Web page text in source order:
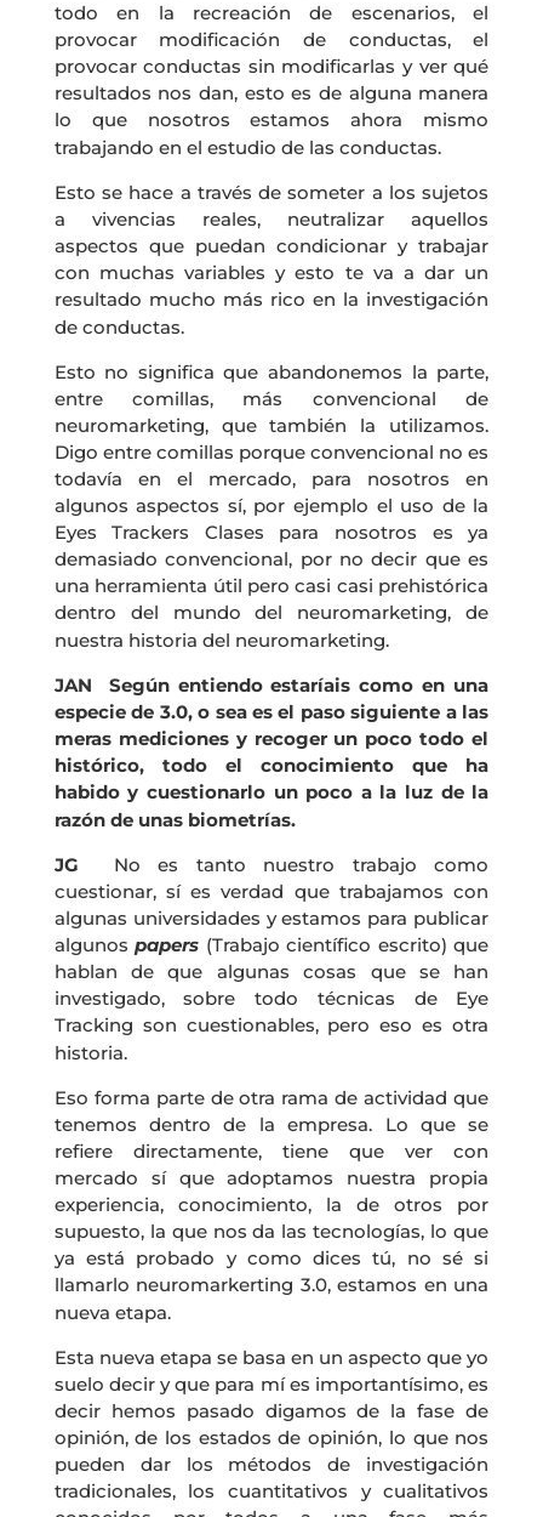
todo en la recreación de escenarios, el
provocar modificación de conductas, el
provocar conductas sin modificarlas y ver qué
resultados nos dan, esto es de alguna manera
lo que nosotros estamos ahora mismo
trabajando en el estudio de las conductas.
Esto se hace a través de someter a los sujetos
a vivencias reales, neutralizar aquellos
aspectos que puedan condicionar y trabajar
con muchas variables y esto te va a dar un
resultado mucho más rico en la investigación
de conductas.
Esto no significa que abandonemos la parte,
entre comillas, más convencional de
neuromarketing, que también la utilizamos.
Digo entre comillas porque convencional no es
todavía en el mercado, para nosotros en
algunos aspectos sí, por ejemplo el uso de la
Eyes Trackers Clases para nosotros es ya
demasiado convencional, por no decir que es
una herramienta útil pero casi casi prehistórica
dentro del mundo del neuromarketing, de
nuestra historia del neuromarketing.
JAN Según entiendo estaríais como en una
especie de 3.0, o sea es el paso siguiente a las
meras mediciones y recoger un poco todo el
histórico, todo el conocimiento que ha
habido y cuestionarlo un poco a la luz de la
razón de unas biometrías.
JG No es tanto nuestro trabajo como
cuestionar, sí es verdad que trabajamos con
algunas universidades y estamos para publicar
algunospapers (Trabajo científico escrito) que
hablan de que algunas cosas que se han
investigado, sobre todo técnicas de Eye
Tracking son cuestionables, pero eso es otra
historia.
Eso forma parte de otra rama de actividad que
tenemos dentro de la empresa. Lo que se
refiere directamente, tiene que ver con
mercado sí que adoptamos nuestra propia
experiencia, conocimiento, la de otros por
supuesto, la que nos da las tecnologías, lo que
ya está probado y como dices tú, no sé si
llamarlo neuromarkerting 3.0, estamos en una
nueva etapa.
Esta nueva etapa se basa en un aspecto que yo
suelo decir y que para mí es importantísimo, es
decir hemos pasado digamos de la fase de
opinión, de los estados de opinión, lo que nos
pueden dar los métodos de investigación
tradicionales, los cuantitativos y cualitativos